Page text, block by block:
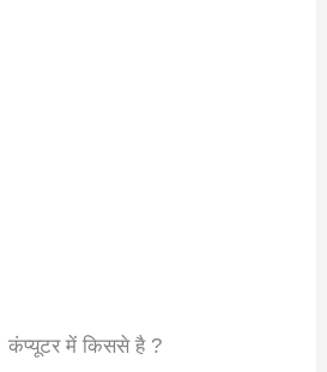
कंप्यूटर में किससे है ?